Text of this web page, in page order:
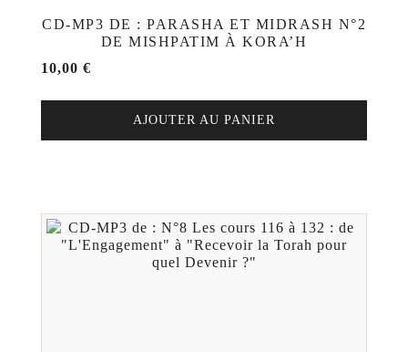
CD-MP3 DE : PARASHA ET MIDRASH N°2
DE MISHPATIM À KORA’H
10,00 €
AJOUTER AU PANIER